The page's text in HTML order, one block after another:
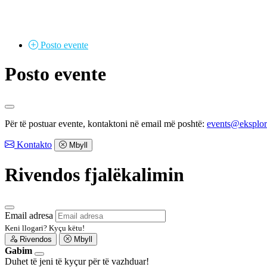
Posto evente
Posto evente
Për të postuar evente, kontaktoni në email më poshtë:
Kontakto Mbyll
Rivendos fjalëkalimin
Email adresa
Keni llogari? Kyçu këtu!
Rivendos
Mbyll
Gabim
Duhet të jeni të kyçur për të vazhduar!